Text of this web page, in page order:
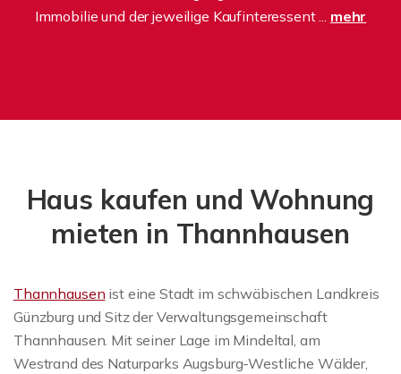
Immobilie und der jeweilige Kaufinteressent ... mehr
Haus kaufen und Wohnung
mieten in Thannhausen
Thannhausen ist eine Stadt im schwäbischen Landkreis
Günzburg und Sitz der Verwaltungsgemeinschaft
Thannhausen. Mit seiner Lage im Mindeltal, am
Westrand des Naturparks Augsburg-Westliche Wälder,